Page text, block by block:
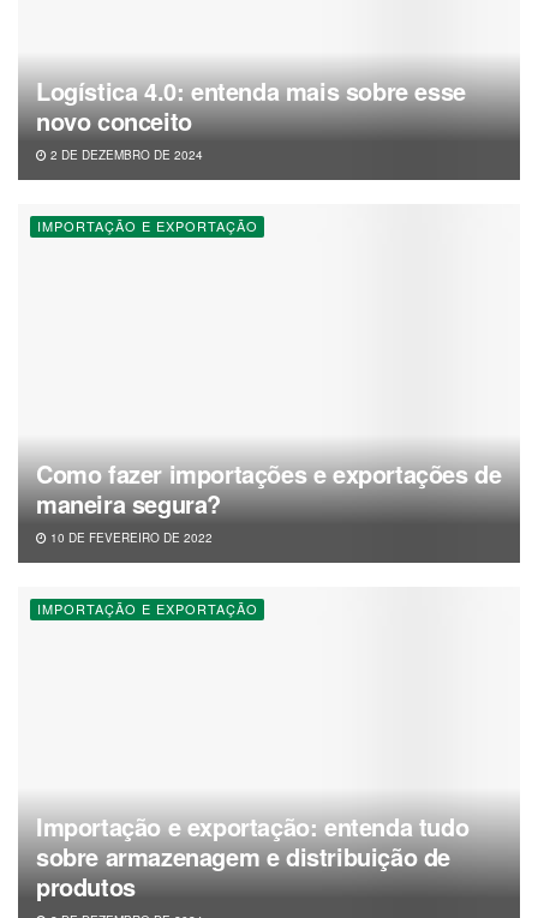
Logística 4.0: entenda mais sobre esse
novo conceito
2 DE DEZEMBRO DE 2024
IMPORTAÇÃO E EXPORTAÇÃO
Como fazer importações e exportações de
maneira segura?
10 DE FEVEREIRO DE 2022
IMPORTAÇÃO E EXPORTAÇÃO
Importação e exportação: entenda tudo
sobre armazenagem e distribuição de
produtos